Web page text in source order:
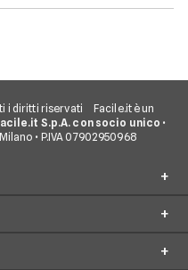
i diritti riservati
Facile.it è un
S.p.A. con socio unico •
• P.IVA 07902950968